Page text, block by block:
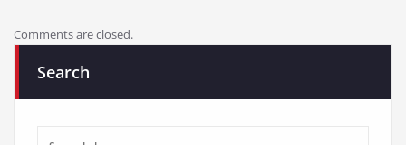
Comments are closed.
Search